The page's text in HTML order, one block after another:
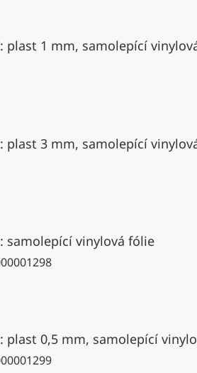
plast 1 mm, samolepící
plast 3 mm, samolepící
samolepící vinylová fólie
plast 0,5 mm, samolepící